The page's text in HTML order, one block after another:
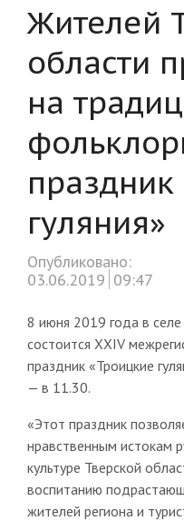
Жителей
области
на
гуляния»
Опубликовано:
03.06.2019 09:47
8 июня 2019 года в
состоится XXIV
праздник «Троицкие
— в 11.30.
«Этот праздник
нравственным истокам
культуре Тверской
воспитанию
жителей региона и